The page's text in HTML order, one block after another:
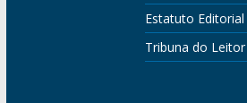
Estatuto Editorial
Tribuna do Leitor